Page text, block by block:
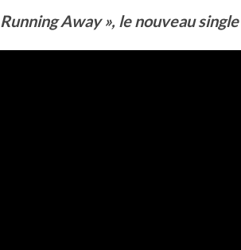
Away », le nouveau